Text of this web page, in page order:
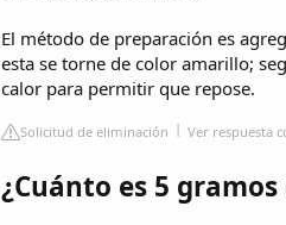
El método de preparación es
esta se torne de color amarillo;
calor para permitir que repose.
Solicitud de eliminación Ver respuesta
¿Cuánto es 5